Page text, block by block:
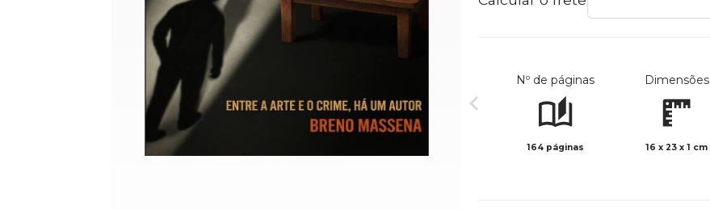
Nº de páginas
164 páginas
Dimensões
16 x 23 x 1 cm